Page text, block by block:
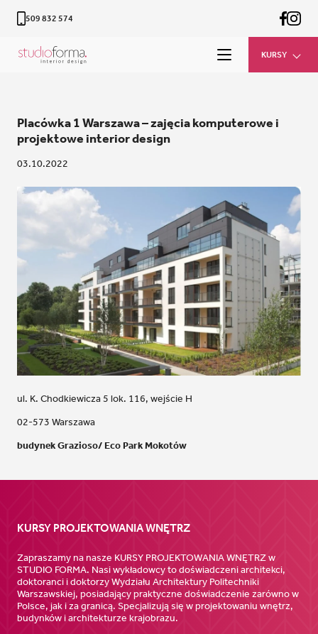
509 832 574
KURSY
Placówka 1 Warszawa – zajęcia komputerowe i
projektowe interior design
03.10.2022
ul. K. Chodkiewicza 5 lok. 116, wejście H
02-573 Warszawa
budynek Grazioso/ Eco Park Mokotów
KURSY PROJEKTOWANIA WNĘTRZ
Zapraszamy na nasze KURSY PROJEKTOWANIA WNĘTRZ w
STUDIO FORMA. Nasi wykładowcy to doświadczeni architekci,
doktoranci i doktorzy Wydziału Architektury Politechniki
Warszawskiej, posiadający praktyczne doświadczenie zarówno w
Polsce, jak i za granicą. Specjalizują się w projektowaniu wnętrz,
budynków i architekturze krajobrazu.